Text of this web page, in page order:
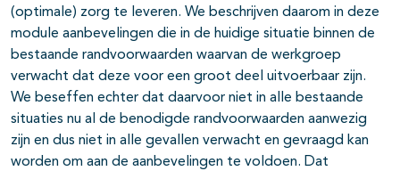
(optimale) zorg te leveren. We beschrijven daarom in deze
module aanbevelingen die in de huidige situatie binnen de
bestaande randvoorwaarden waarvan de werkgroep
verwacht dat deze voor een groot deel uitvoerbaar zijn.
We beseffen echter dat daarvoor niet in alle bestaande
situaties nu al de benodigde randvoorwaarden aanwezig
zijn en dus niet in alle gevallen verwacht en gevraagd kan
worden om aan de aanbevelingen te voldoen. Dat